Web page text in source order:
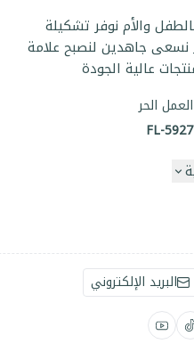
والأم نوفر تشكيلة
نسعى جاهدين لنصبح علامة
عالية الجودة
الحر
FL-
البريد الإلكتروني